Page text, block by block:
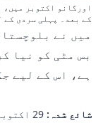
اورگانو اکتوبر میں،
کے بعد۔ پہلی سردی کے
میں نے
بس مٹی کو نیا
ہے، اس کے لیے
شائع شدہ: 29 اکتوبر، 2013